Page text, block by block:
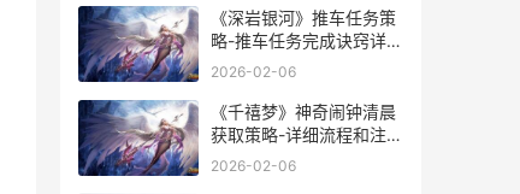
《深岩银河》推车任务策
略-推车任务完成诀窍详细
解答 深岩银河poq
2026-02-06
《千禧梦》神奇闹钟清晨
获取策略-详细流程和注意
事项 千禧的mv
2026-02-06